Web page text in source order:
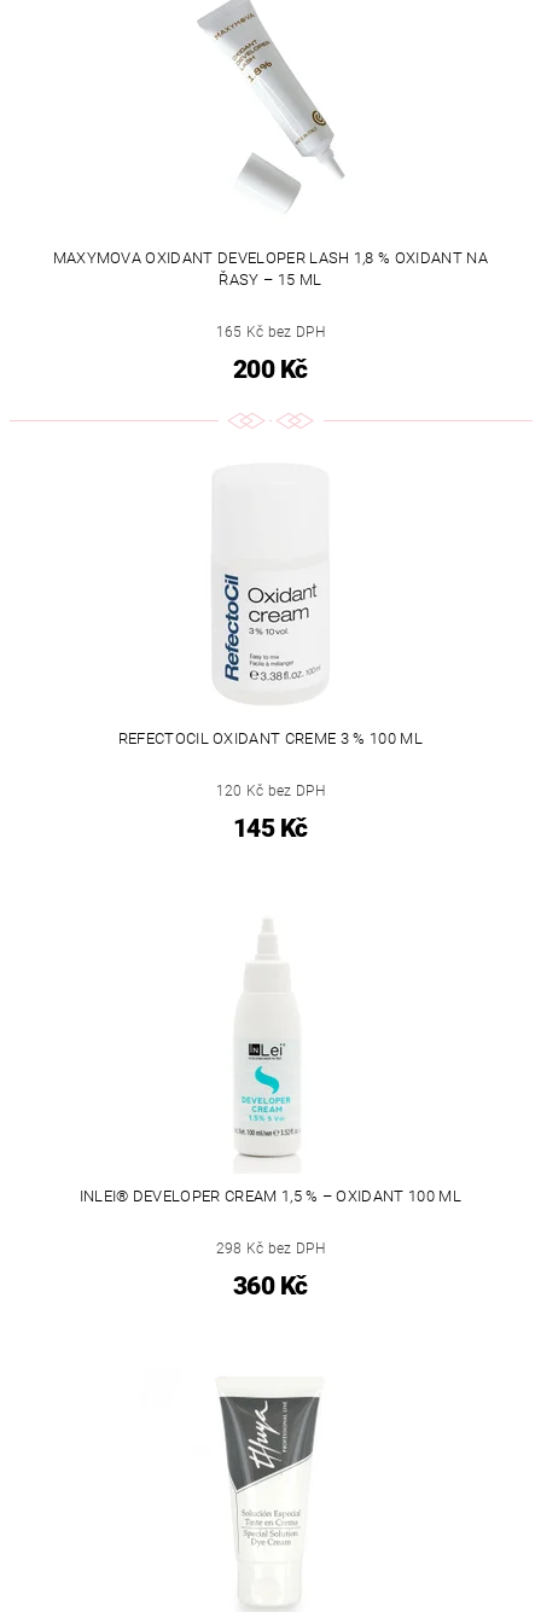
MAXYMOVA OXIDANT DEVELOPER LASH 1,8 % OXIDANT NA
ŘASY – 15 ML
165 Kč bez DPH
200 Kč
REFECTOCIL OXIDANT CREME 3 % 100 ML
120 Kč bez DPH
145 Kč
INLEI® DEVELOPER CREAM 1,5 % – OXIDANT 100 ML
298 Kč bez DPH
360 Kč